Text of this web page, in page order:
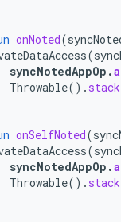
onNoted(
(
syncNotedAppOp .
Throwable().
onSelfNoted(
(
syncNotedAppOp .
Throwable().